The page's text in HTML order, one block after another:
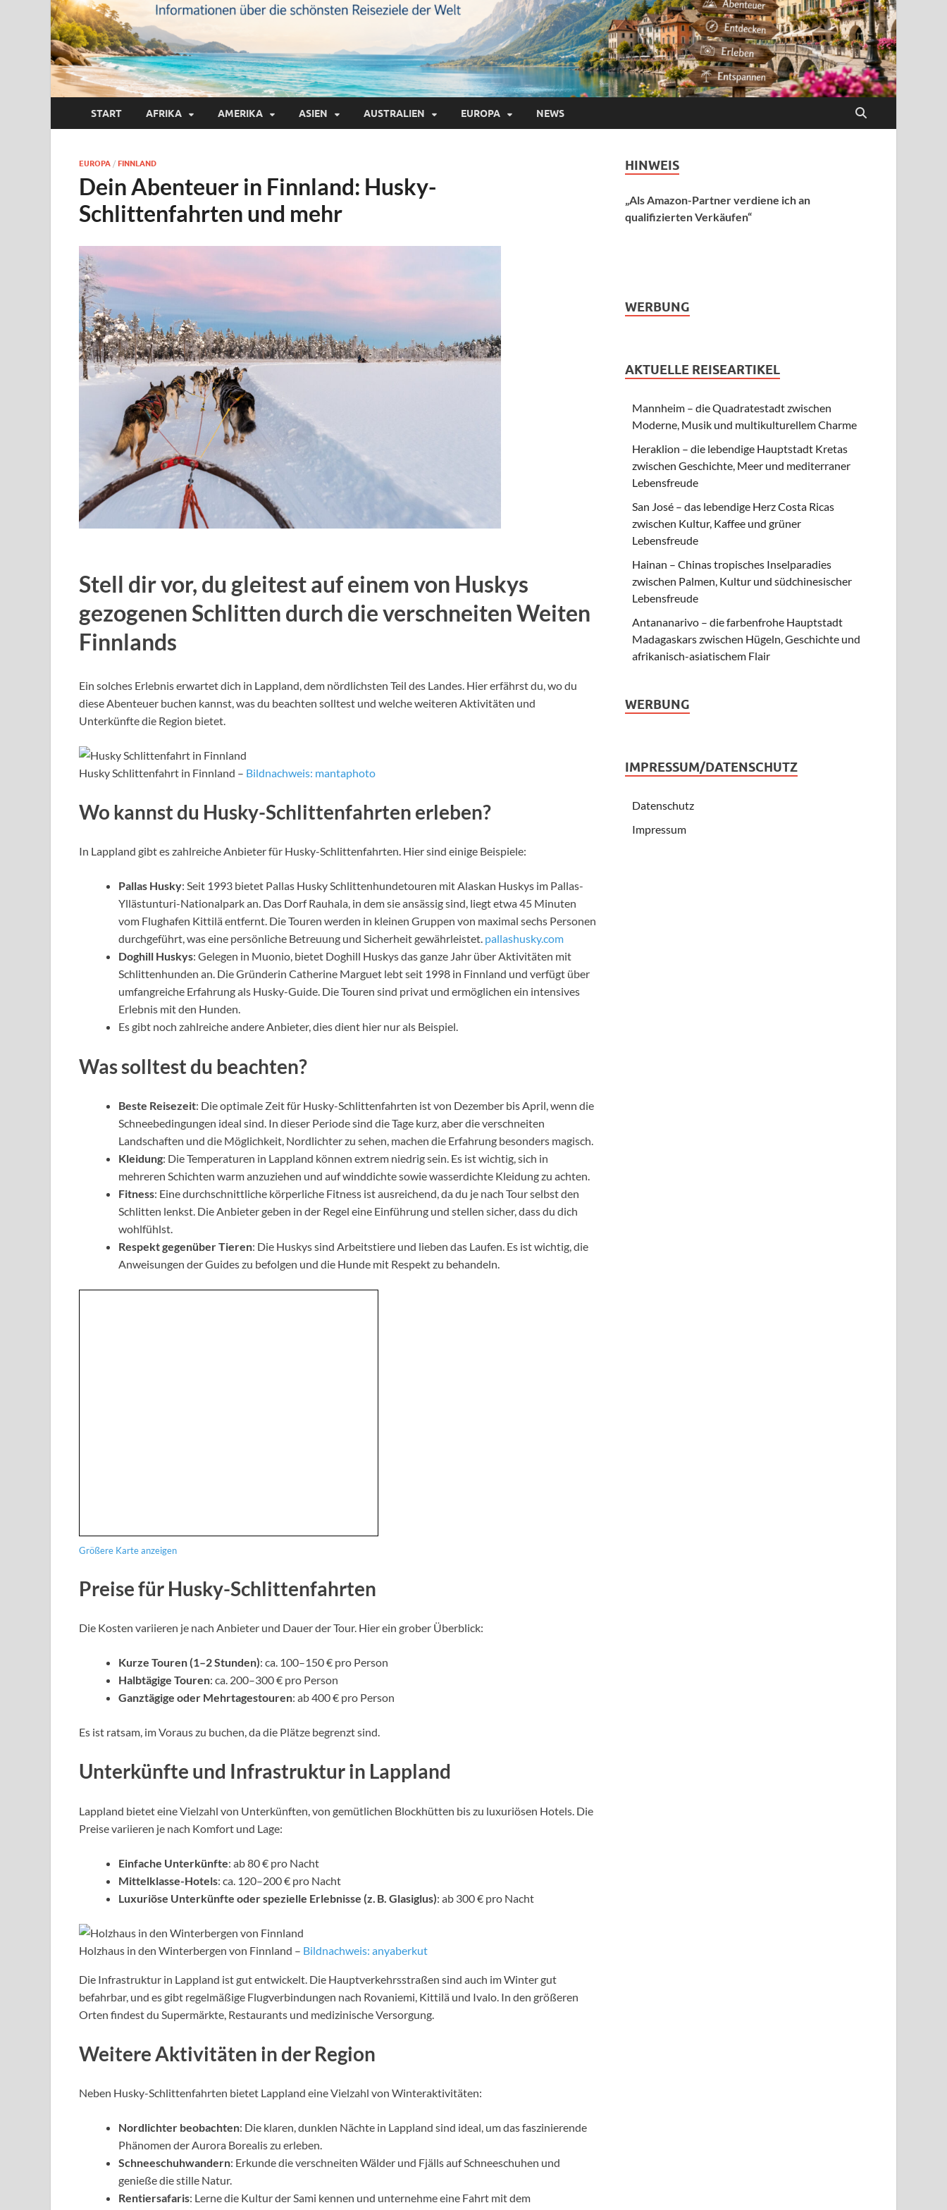
START AFRIKA AMERIKA ASIEN AUSTRALIEN EUROPA NEWS
EUROPA / FINNLAND
Dein Abenteuer in Finnland: Husky-
Schlittenfahrten und mehr
Stell dir vor, du gleitest auf einem von Huskys
gezogenen Schlitten durch die verschneiten Weiten
Finnlands
Ein solches Erlebnis erwartet dich in Lappland, dem nördlichsten Teil des Landes. Hier erfährst du, wo du
diese Abenteuer buchen kannst, was du beachten solltest und welche weiteren Aktivitäten und
Unterkünfte die Region bietet.
Husky Schlittenfahrt in Finnland – Bildnachweis: mantaphoto
Wo kannst du Husky-Schlittenfahrten erleben?
In Lappland gibt es zahlreiche Anbieter für Husky-Schlittenfahrten. Hier sind einige Beispiele:
Pallas Husky: Seit 1993 bietet Pallas Husky Schlittenhundetouren mit Alaskan Huskys im Pallas-
Yllästunturi-Nationalpark an. Das Dorf Rauhala, in dem sie ansässig sind, liegt etwa 45 Minuten
vom Flughafen Kittilä entfernt. Die Touren werden in kleinen Gruppen von maximal sechs Personen
durchgeführt, was eine persönliche Betreuung und Sicherheit gewährleistet. pallashusky.com
Doghill Huskys: Gelegen in Muonio, bietet Doghill Huskys das ganze Jahr über Aktivitäten mit
Schlittenhunden an. Die Gründerin Catherine Marguet lebt seit 1998 in Finnland und verfügt über
umfangreiche Erfahrung als Husky-Guide. Die Touren sind privat und ermöglichen ein intensives
Erlebnis mit den Hunden.
Es gibt noch zahlreiche andere Anbieter, dies dient hier nur als Beispiel.
Was solltest du beachten?
Beste Reisezeit: Die optimale Zeit für Husky-Schlittenfahrten ist von Dezember bis April, wenn die
Schneebedingungen ideal sind. In dieser Periode sind die Tage kurz, aber die verschneiten
Landschaften und die Möglichkeit, Nordlichter zu sehen, machen die Erfahrung besonders magisch.
Kleidung: Die Temperaturen in Lappland können extrem niedrig sein. Es ist wichtig, sich in
mehreren Schichten warm anzuziehen und auf winddichte sowie wasserdichte Kleidung zu achten.
Fitness: Eine durchschnittliche körperliche Fitness ist ausreichend, da du je nach Tour selbst den
Schlitten lenkst. Die Anbieter geben in der Regel eine Einführung und stellen sicher, dass du dich
wohlfühlst.
Respekt gegenüber Tieren: Die Huskys sind Arbeitstiere und lieben das Laufen. Es ist wichtig, die
Anweisungen der Guides zu befolgen und die Hunde mit Respekt zu behandeln.
Größere Karte anzeigen
Preise für Husky-Schlittenfahrten
Die Kosten variieren je nach Anbieter und Dauer der Tour. Hier ein grober Überblick:
Kurze Touren (1–2 Stunden): ca. 100–150 € pro Person
Halbtägige Touren: ca. 200–300 € pro Person
Ganztägige oder Mehrtagestouren: ab 400 € pro Person
Es ist ratsam, im Voraus zu buchen, da die Plätze begrenzt sind.
Unterkünfte und Infrastruktur in Lappland
Lappland bietet eine Vielzahl von Unterkünften, von gemütlichen Blockhütten bis zu luxuriösen Hotels. Die
Preise variieren je nach Komfort und Lage:
Einfache Unterkünfte: ab 80 € pro Nacht
Mittelklasse-Hotels: ca. 120–200 € pro Nacht
Luxuriöse Unterkünfte oder spezielle Erlebnisse (z. B. Glasiglus): ab 300 € pro Nacht
Holzhaus in den Winterbergen von Finnland – Bildnachweis: anyaberkut
Die Infrastruktur in Lappland ist gut entwickelt. Die Hauptverkehrsstraßen sind auch im Winter gut
befahrbar, und es gibt regelmäßige Flugverbindungen nach Rovaniemi, Kittilä und Ivalo. In den größeren
Orten findest du Supermärkte, Restaurants und medizinische Versorgung.
Weitere Aktivitäten in der Region
Neben Husky-Schlittenfahrten bietet Lappland eine Vielzahl von Winteraktivitäten:
Nordlichter beobachten: Die klaren, dunklen Nächte in Lappland sind ideal, um das faszinierende
Phänomen der Aurora Borealis zu erleben.
Schneeschuhwandern: Erkunde die verschneiten Wälder und Fjälls auf Schneeschuhen und
genieße die stille Natur.
Rentiersafaris: Lerne die Kultur der Sami kennen und unternehme eine Fahrt mit dem
HINWEIS
„Als Amazon-Partner verdiene ich an
qualifizierten Verkäufen“
WERBUNG
AKTUELLE REISEARTIKEL
Mannheim – die Quadratestadt zwischen
Moderne, Musik und multikulturellem Charme
Heraklion – die lebendige Hauptstadt Kretas
zwischen Geschichte, Meer und mediterraner
Lebensfreude
San José – das lebendige Herz Costa Ricas
zwischen Kultur, Kaffee und grüner
Lebensfreude
Hainan – Chinas tropisches Inselparadies
zwischen Palmen, Kultur und südchinesischer
Lebensfreude
Antananarivo – die farbenfrohe Hauptstadt
Madagaskars zwischen Hügeln, Geschichte und
afrikanisch-asiatischem Flair
WERBUNG
IMPRESSUM/DATENSCHUTZ
Datenschutz
Impressum